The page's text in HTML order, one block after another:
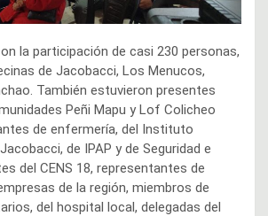
la participación de casi 230 personas,
de Jacobacci, Los Menucos,
También estuvieron presentes
Peñi Mapu y Lof Colicheo
de enfermería, del Instituto
de IPAP y de Seguridad e
del CENS 18, representantes de
de la región, miembros de
del hospital local, delegadas del